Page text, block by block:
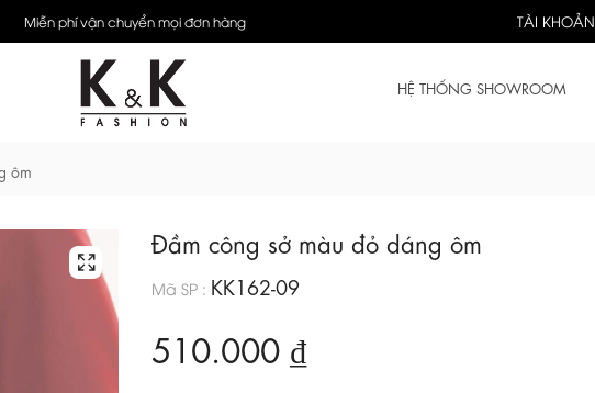
Miễn phí vận chuyển mọi đơn hàng TÀI KHOẢN
HỆ THỐNG SHOWROOM
ôm
Đầm công sở màu đỏ dáng ôm
Mã SP : KK162-09
510.000 ₫